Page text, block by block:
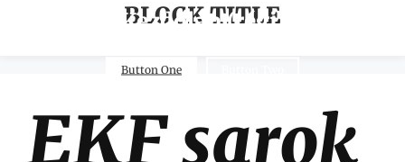
BLOCK TITLE
Kezdőlap (régi)
Button One
EKF sarok